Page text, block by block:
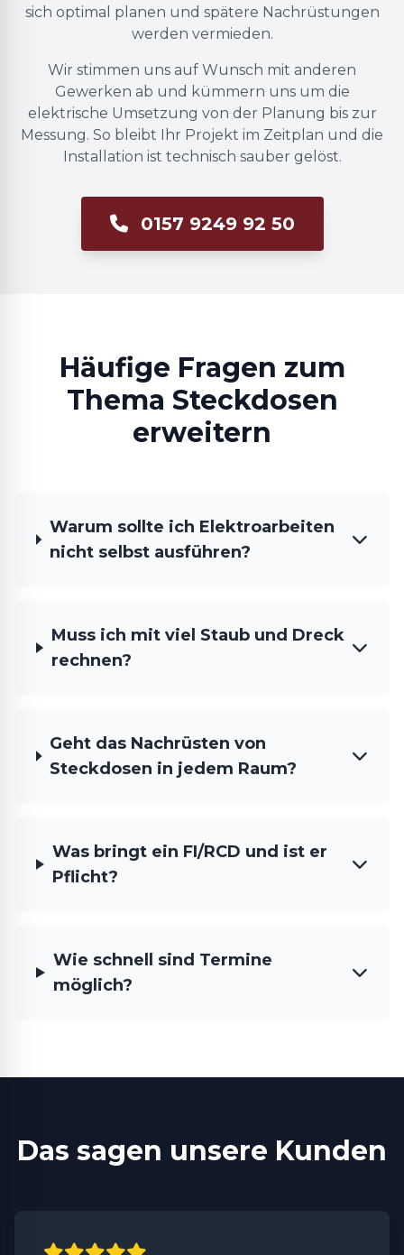
sich optimal planen und spätere Nachrüstungen
werden vermieden.
Wir stimmen uns auf Wunsch mit anderen
Gewerken ab und kümmern uns um die
elektrische Umsetzung von der Planung bis zur
Messung. So bleibt Ihr Projekt im Zeitplan und die
Installation ist technisch sauber gelöst.
0157 9249 92 50
Häufige Fragen zum
Thema Steckdosen
erweitern
Warum sollte ich Elektroarbeiten
nicht selbst ausführen?
Muss ich mit viel Staub und Dreck
rechnen?
Geht das Nachrüsten von
Steckdosen in jedem Raum?
Was bringt ein FI/RCD und ist er
Pflicht?
Wie schnell sind Termine
möglich?
Das sagen unsere Kunden